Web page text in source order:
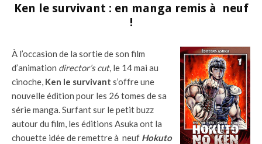
Ken le survivant : en manga remis à neuf
!
À l’occasion de la sortie de son film
d’animation director’s cut, le 14 mai au
cinoche, Ken le survivant s’offre une
nouvelle édition pour les 26 tomes de sa
série manga. Surfant sur le petit buzz
autour du film, les éditions Asuka ont la
chouette idée de remettre à neuf Hokuto